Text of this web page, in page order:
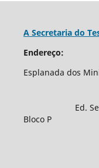
A Secretaria do
Endereço:
Ed. Sede do
CEP